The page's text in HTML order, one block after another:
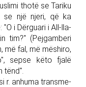
thotë se Tariku
se një njeri, që ka
"O i Dërguari i All-lla­
tim?" (Pej­gam­be­ri
më fal, më mëshiro,
sepse këto fjalë
tënd".
r. anhuma trans­me­